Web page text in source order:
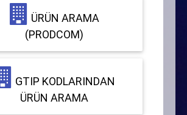
ÜRÜN ARAMA
(PRODCOM)
GTIP KODLARINDAN
ÜRÜN ARAMA